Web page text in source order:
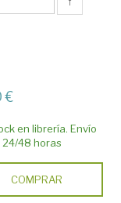
€
en librería. Envío
24/48 horas
COMPRAR